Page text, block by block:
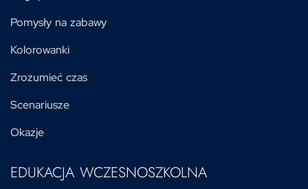
Pomysły na zabawy
Kolorowanki
Zrozumieć czas
Scenariusze
Okazje
EDUKACJA WCZESNOSZKOLNA